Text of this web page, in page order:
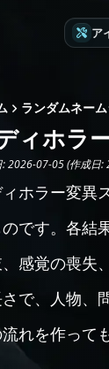
ア
ランダムネー
ィホラ
: 2026-07-05 (作成日:
ホラー変異
です。各結
、感覚の喪失
で、人物、
れを作って